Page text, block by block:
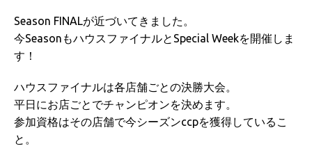
Season FINALが近づいてきました。
今SeasonもハウスファイナルとSpecial Weekを開催しま
す！
ハウスファイナルは各店舗ごとの決勝大会。
平日にお店ごとでチャンピオンを決めます。
参加資格はその店舗で今シーズンccpを獲得しているこ
と。